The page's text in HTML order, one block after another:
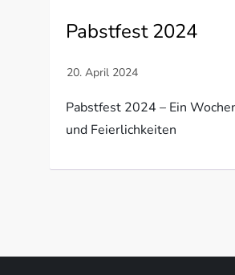
Pabstfest 2024
Pabstfest 2024 – Ein
und Feierlichkeiten